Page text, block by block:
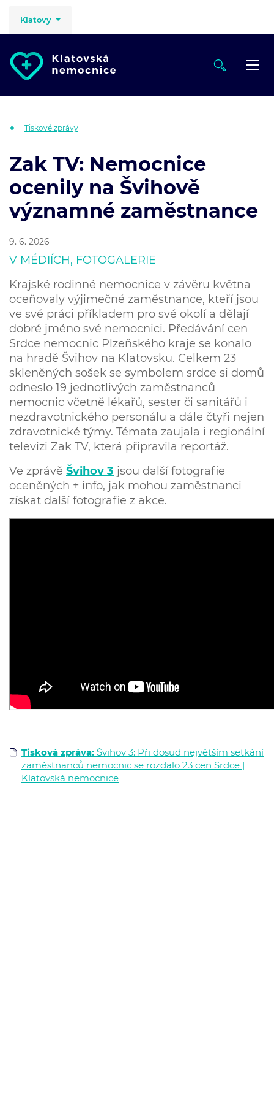
Klatovy
Tiskové zprávy
Zak TV: Nemocnice
ocenily na Švihově
významné zaměstnance
9. 6. 2026
V MÉDIÍCH, FOTOGALERIE
Krajské rodinné nemocnice v závěru května
oceňovaly výjimečné zaměstnance, kteří jsou
ve své práci příkladem pro své okolí a dělají
dobré jméno své nemocnici. Předávání cen
Srdce nemocnic Plzeňského kraje se konalo
na hradě Švihov na Klatovsku. Celkem 23
skleněných sošek se symbolem srdce si domů
odneslo 19 jednotlivých zaměstnanců
nemocnic včetně lékařů, sester či sanitářů i
nezdravotnického personálu a dále čtyři nejen
zdravotnické týmy. Témata zaujala i regionální
televizi Zak TV, která připravila reportáž.
Ve zprávě Švihov 3 jsou další fotografie
oceněných + info, jak mohou zaměstnanci
získat další fotografie z akce.
Tisková zpráva: Švihov 3: Při dosud největším setkání
zaměstnanců nemocnic se rozdalo 23 cen Srdce |
Klatovská nemocnice